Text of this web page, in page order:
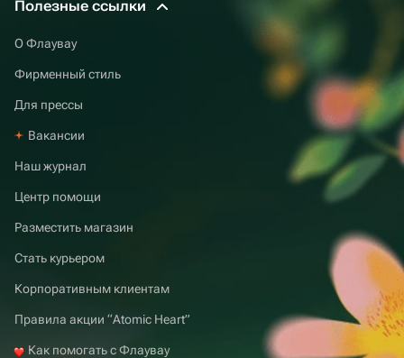
Полезные ссылки
О Флаувау
Фирменный стиль
Для прессы
Вакансии
Наш журнал
Центр помощи
Разместить магазин
Стать курьером
Корпоративным клиентам
Правила акции “Atomic Heart”
Как помогать с Флаувау